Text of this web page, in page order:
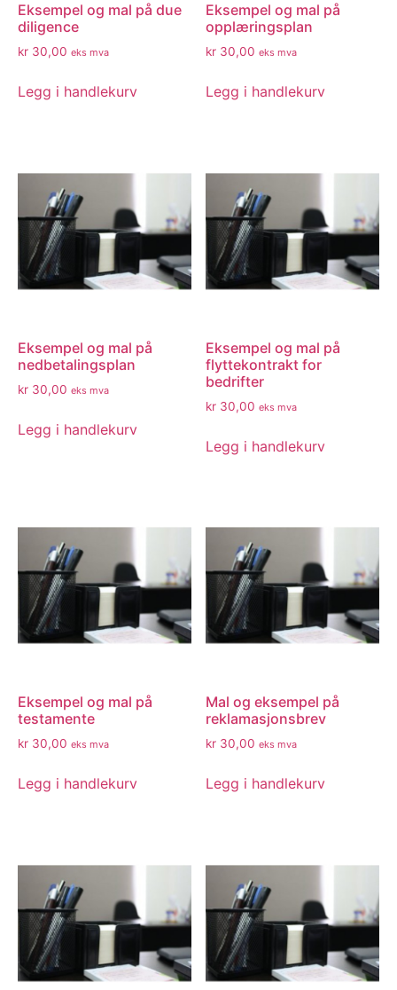
Eksempel og mal på due
diligence
kr 30,00 eks mva
Legg i handlekurv
Eksempel og mal på
opplæringsplan
kr 30,00 eks mva
Legg i handlekurv
Eksempel og mal på
nedbetalingsplan
kr 30,00 eks mva
Legg i handlekurv
Eksempel og mal på
flyttekontrakt for
bedrifter
kr 30,00 eks mva
Legg i handlekurv
Eksempel og mal på
testamente
kr 30,00 eks mva
Legg i handlekurv
Mal og eksempel på
reklamasjonsbrev
kr 30,00 eks mva
Legg i handlekurv